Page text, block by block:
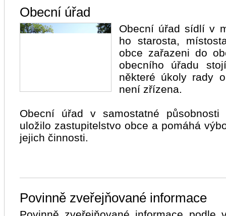
Obecní úřad
Obecní úřad sídlí v
ho starosta,
obce zařazeni do
obecního úřadu
některé úkoly rady
není zřízena.
Obecní úřad v samostatné
uložilo zastupitelstvo obce a pomáhá
jejich činnosti.
Povinně zveřejňované informace